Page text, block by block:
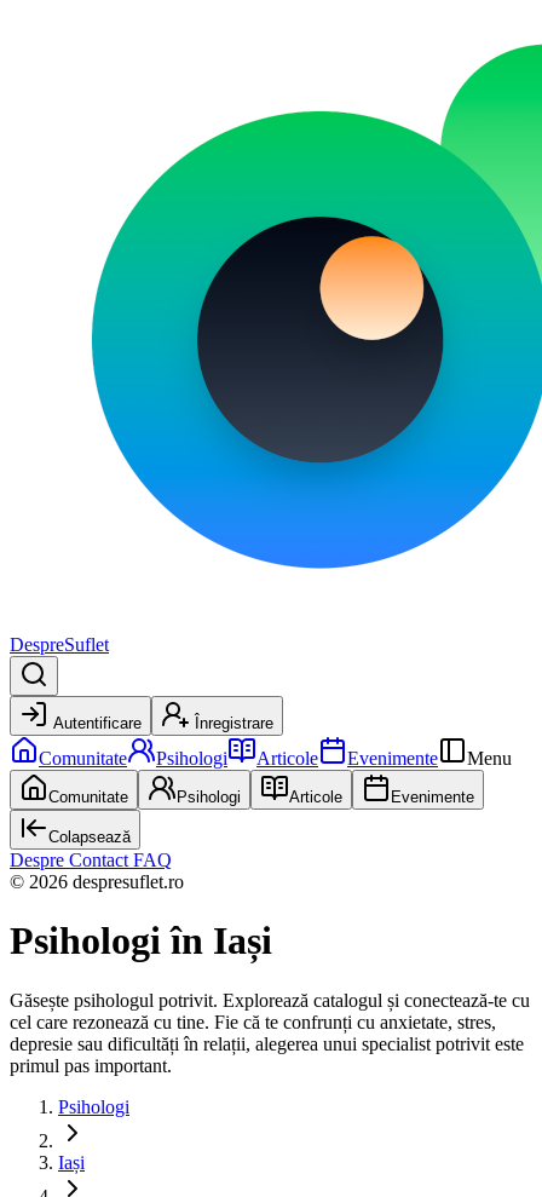
DespreSuflet
Autentificare Înregistrare
Comunitate Psihologi Articole Evenimente Menu
Comunitate Psihologi Articole Evenimente
Colapsează
Despre Contact FAQ
© 2026 despresuflet.ro
Psihologiîn Iași
Găsește psihologul potrivit. Explorează catalogul și conectează-te cu
cel care rezonează cu tine. Fie că te confrunți cu anxietate, stres,
depresie sau dificultăți în relații, alegerea unui specialist potrivit este
primul pas important.
Psihologi
Iași